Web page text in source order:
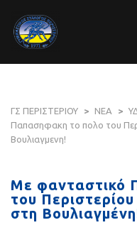
ΓΣ ΠΕΡΙΣΤΕΡΙΟΥ > ΝΕΑ >
Παπασηφακη το πολο του
Βουλιαγμενη!
Με φανταστικό
του
στη